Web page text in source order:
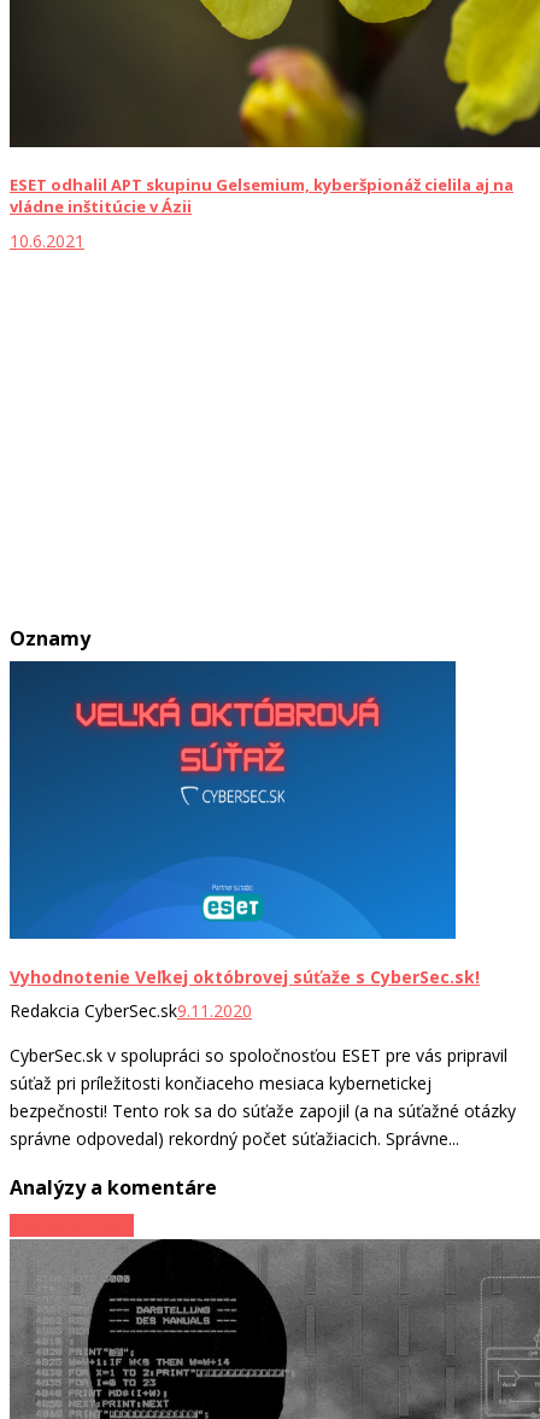
ESET odhalil APT skupinu Gelsemium, kyberšpionáž cielila aj na
vládne inštitúcie v Ázii
10.6.2021
Oznamy
Vyhodnotenie Veľkej októbrovej súťaže s CyberSec.sk!
Redakcia CyberSec.sk9.11.2020
CyberSec.sk v spolupráci so spoločnosťou ESET pre vás pripravil
súťaž pri príležitosti končiaceho mesiaca kybernetickej
bezpečnosti! Tento rok sa do súťaže zapojil (a na súťažné otázky
správne odpovedal) rekordný počet súťažiacich. Správne...
Analýzy a komentáre